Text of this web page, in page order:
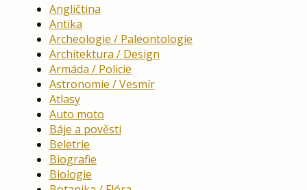
Angličtina
Antika
Archeologie / Paleontologie
Architektura / Design
Armáda / Policie
Astronomie / Vesmír
Atlasy
Auto moto
Báje a pověsti
Beletrie
Biografie
Biologie